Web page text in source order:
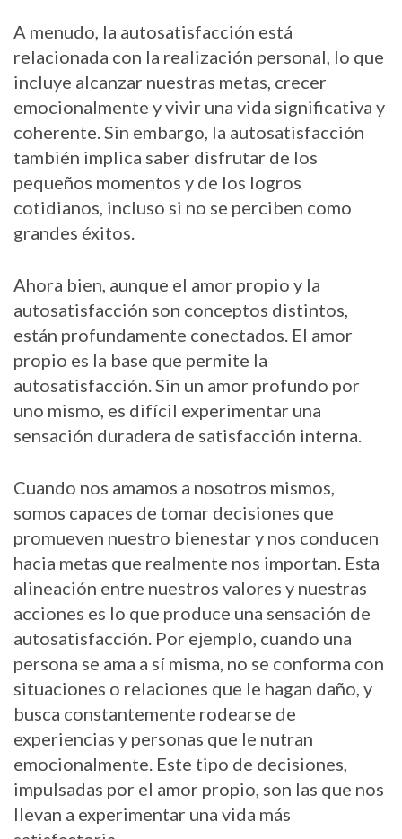
A menudo, la autosatisfacción está
relacionada con la realización personal, lo que
incluye alcanzar nuestras metas, crecer
emocionalmente y vivir una vida significativa y
coherente. Sin embargo, la autosatisfacción
también implica saber disfrutar de los
pequeños momentos y de los logros
cotidianos, incluso si no se perciben como
grandes éxitos.
Ahora bien, aunque el amor propio y la
autosatisfacción son conceptos distintos,
están profundamente conectados. El amor
propio es la base que permite la
autosatisfacción. Sin un amor profundo por
uno mismo, es difícil experimentar una
sensación duradera de satisfacción interna.
Cuando nos amamos a nosotros mismos,
somos capaces de tomar decisiones que
promueven nuestro bienestar y nos conducen
hacia metas que realmente nos importan. Esta
alineación entre nuestros valores y nuestras
acciones es lo que produce una sensación de
autosatisfacción. Por ejemplo, cuando una
persona se ama a sí misma, no se conforma con
situaciones o relaciones que le hagan daño, y
busca constantemente rodearse de
experiencias y personas que le nutran
emocionalmente. Este tipo de decisiones,
impulsadas por el amor propio, son las que nos
llevan a experimentar una vida más